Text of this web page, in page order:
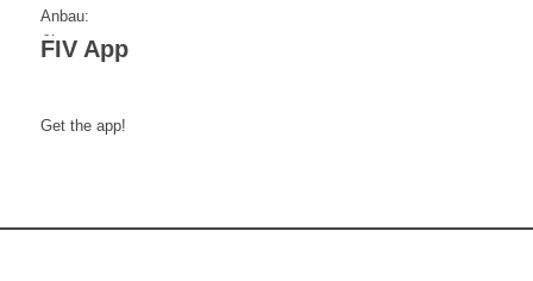
FIV App
Get the app!